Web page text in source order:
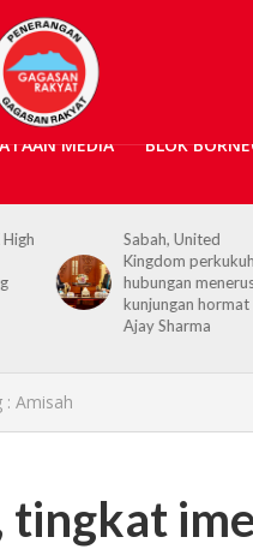
MEDIA BLOK
Kerajaan Negeri
prihatin, 362
banjir Tawau
bantuan kewangan
Amisah
tingkat